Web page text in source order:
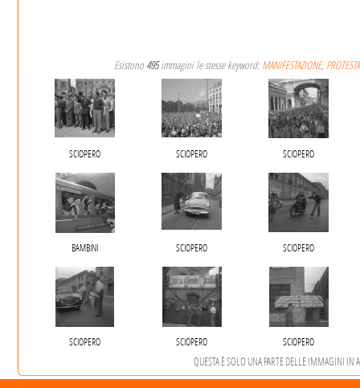
Esistono 495immagini le stesse keyword:MANIFESTAZIONE, PROTESTA
SCIOPERO SCIOPERO SCIOPERO
BAMBINI SCIOPERO SCIOPERO
SCIOPERO SCIOPERO SCIOPERO
QUESTA È SOLO UNA PARTE DELLE IMMAGINI